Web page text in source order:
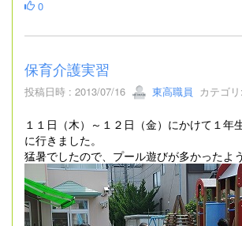
0
保育介護実習
投稿日時 : 2013/07/16 東高職員 カテゴリ:
１１日（木）～１２日（金）にかけて１年
に行きました。
猛暑でしたので、プール遊びが多かったよ